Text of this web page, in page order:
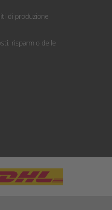
di produzione
risparmio delle